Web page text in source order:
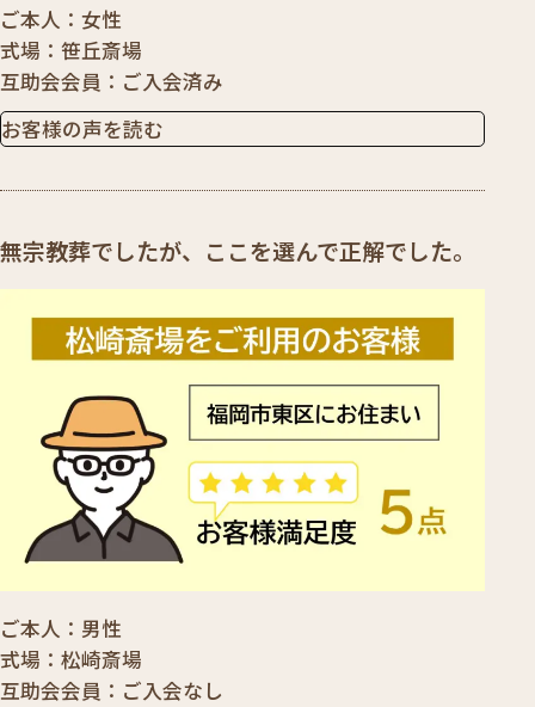
ご本人
女性
式場
笹丘斎場
互助会会員
ご入会済み
お客様の声を読む
無宗教葬でしたが、ここを選んで正解でした。
ご本人
男性
式場
松崎斎場
互助会会員
ご入会なし